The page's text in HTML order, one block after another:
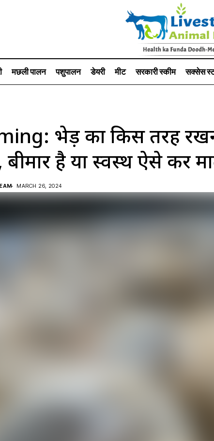
मछली पालन पशुपालन डेयरी मीट सरकारी स्की‍म सक्सेस
भेड़ का किस तरह
बीमार है या स्वस्थ ऐसे करें
MARCH 26, 2024